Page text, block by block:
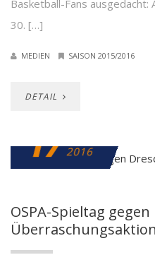
Basketball-Fans ausgedacht:
30. […]
MEDIEN SAISON 2015/2016
DETAIL
17 2016
OSPA-Spieltag
Überraschungsaktion